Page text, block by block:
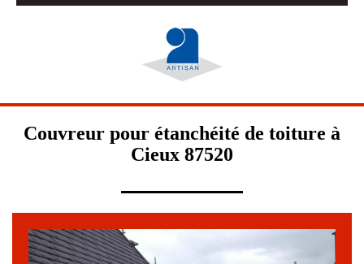
Couvreur pour étanchéité de toiture à
Cieux 87520